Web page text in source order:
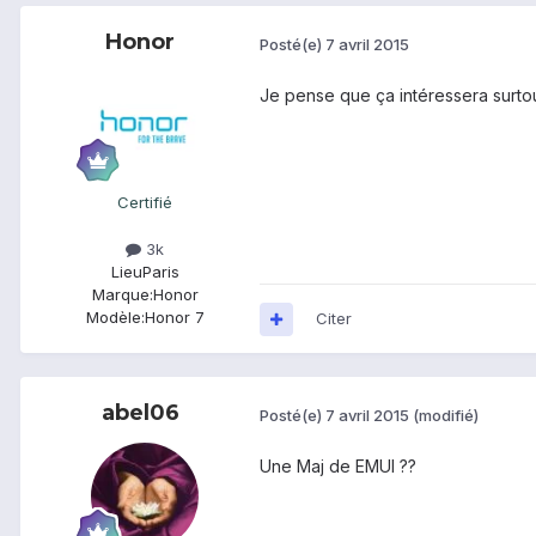
Honor
Certifié
3k
LieuParis
Marque:Honor
Modèle:Honor 7
Posté(e) 7 avril 2015
Je pense que ça intéressera
Citer
abel06 Posté(e) 7 avril 2015 (modifié)
Une Maj de EMUI ??